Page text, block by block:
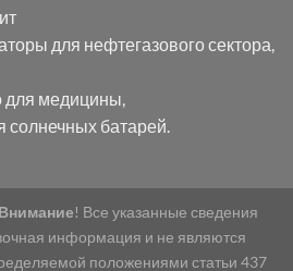
для нефтегазового сектора,
для медицины,
солнечных батарей.
Внимание! Все указанные сведения
информация и не являются
положениями статьи 437